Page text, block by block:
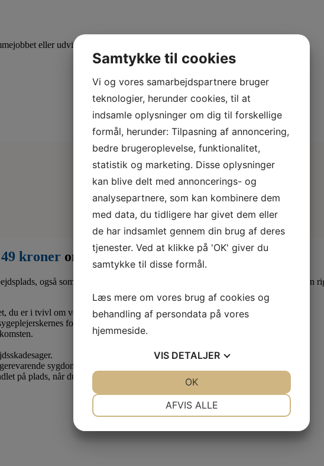
eller udvid din viden med specialiserede kurser.
49 kroner om måneden
også som lærling eller elev. Derfor er det en god idé at være medlem af en
du er i tvivl om vedr. dine løn- og arbejdsforhold.
forhold.
sygdom.
på plads, når du skal have dit første job som uddannet veterinærsygeplejerske.
Samtykke til cookies
Vi og vores samarbejdspartnere bruger
teknologier, herunder cookies, til at
indsamle oplysninger om dig til forskellige
formål, herunder: Tilpasning af annoncering,
bedre brugeroplevelse, funktionalitet,
statistik og marketing. Disse oplysninger
kan blive delt med annoncerings- og
analysepartnere, som kan kombinere dem
med data, du tidligere har givet dem eller
de har indsamlet gennem din brug af deres
tjenester. Ved at klikke på 'OK' giver du
samtykke til disse formål.
Læs mere om vores brug af cookies og
behandling af persondata på vores
hjemmeside.
VIS DETALJER
AFVIS ALLE
OK